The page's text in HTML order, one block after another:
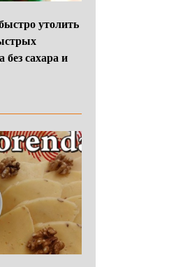
утолить
сахара и